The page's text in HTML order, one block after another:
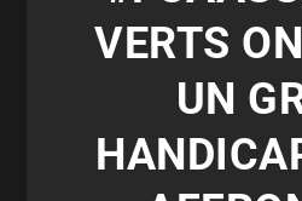
VERTS
UN